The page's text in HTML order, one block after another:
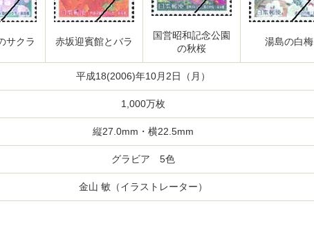
サクラ 赤坂迎賓館とバラ
国営昭和記念公園
の秋桜
湯島の白梅
平成18(2006)年10月2日（月）
1,000万枚
縦27.0mm・横22.5mm
グラビア 5色
金山 敏（イラストレーター）